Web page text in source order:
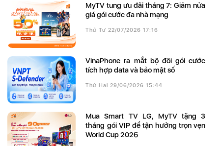
MyTV tung ưu đãi tháng 7: Giảm nửa
giá gói cước đa nhà mạng
Thứ Tư 22/07/2026 17:16
VinaPhone ra mắt bộ đôi gói cước
tích hợp data và bảo mật số
Thứ Hai 29/06/2026 15:44
Mua Smart TV LG, MyTV tặng 3
tháng gói VIP để tận hưởng trọn vẹn
World Cup 2026